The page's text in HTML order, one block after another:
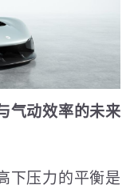
气动效率的未来
下压力的平衡是